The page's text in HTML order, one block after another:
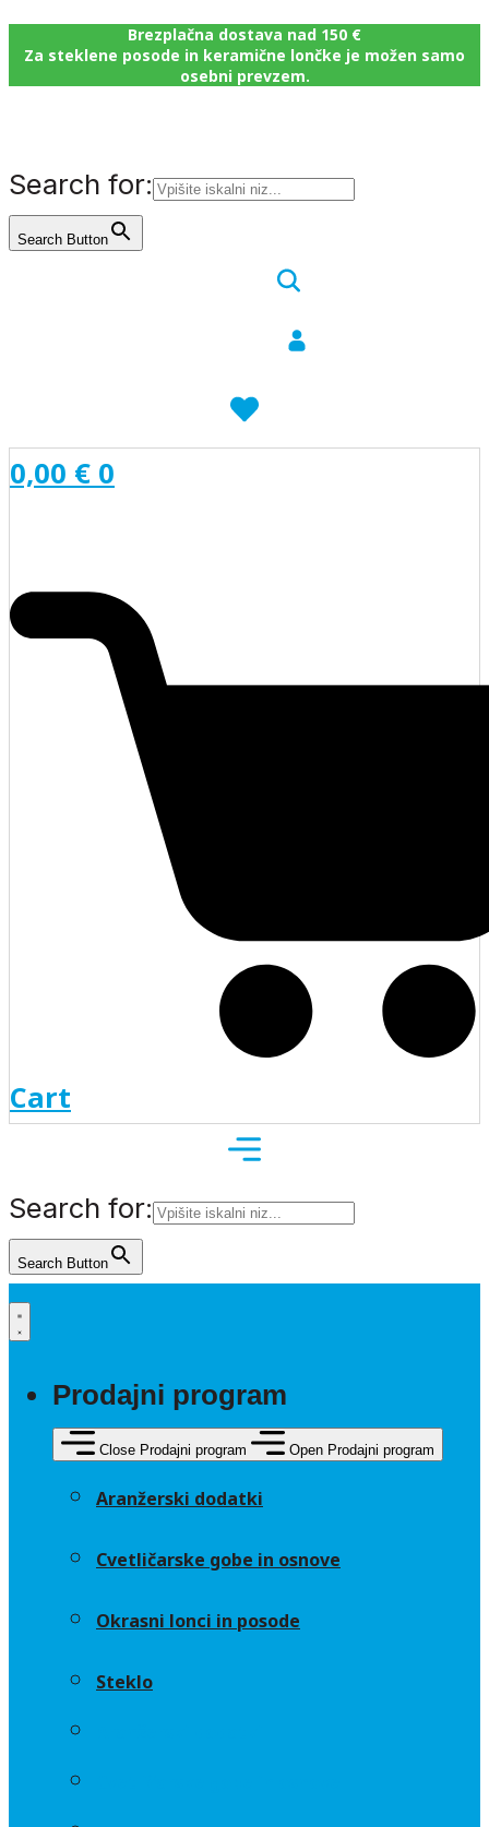
Brezplačna dostava nad 150 €
Za steklene posode in keramične lončke je možen samo
osebni prevzem.
Search for:
Search Button
0,00 € 0
Cart
Search for:
Search Button
Prodajni program
Close Prodajni program Open Prodajni program
Aranžerski dodatki
Cvetličarske gobe in osnove
Okrasni lonci in posode
Steklo